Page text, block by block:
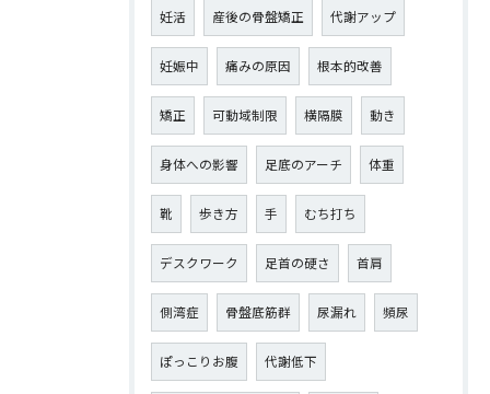
妊活 産後の骨盤矯正 代謝アップ
妊娠中 痛みの原因 根本的改善
矯正 可動域制限 横隔膜 動き
身体への影響 足底のアーチ 体重
靴 歩き方 手 むち打ち
デスクワーク 足首の硬さ 首肩
側湾症 骨盤底筋群 尿漏れ 頻尿
ぽっこりお腹 代謝低下